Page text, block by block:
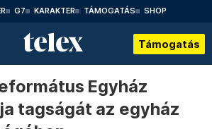
G7 KARAKTER TÁMOGATÁS SHOP
Támogatás
Egyház
tagságát az egyház